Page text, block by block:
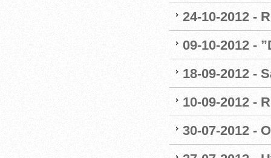
24-10-2012 -
09-10-2012 -
18-09-2012 -
10-09-2012 -
30-07-2012 -